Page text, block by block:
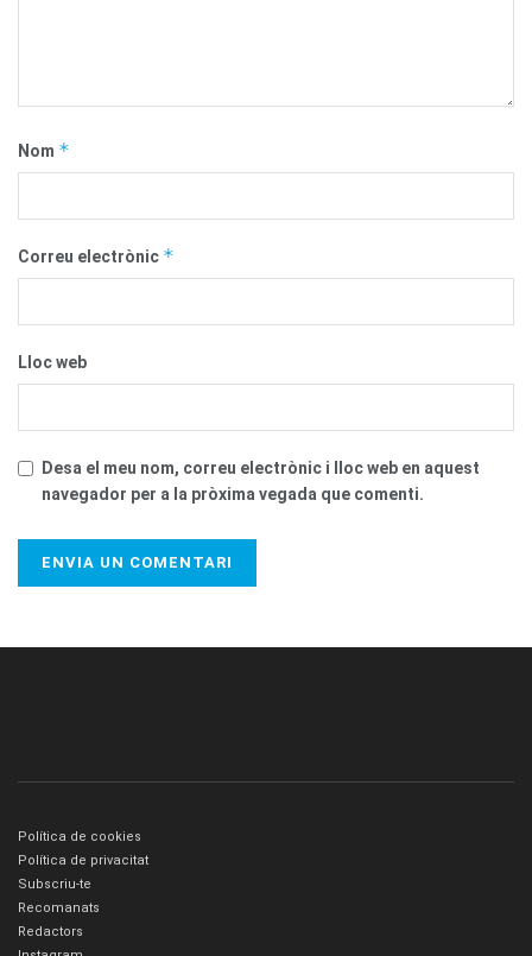
Nom *
Correu electrònic *
Lloc web
Desa el meu nom, correu electrònic i lloc web en aquest
navegador per a la pròxima vegada que comenti.
Política de cookies
Política de privacitat
Subscriu-te
Recomanats
Redactors